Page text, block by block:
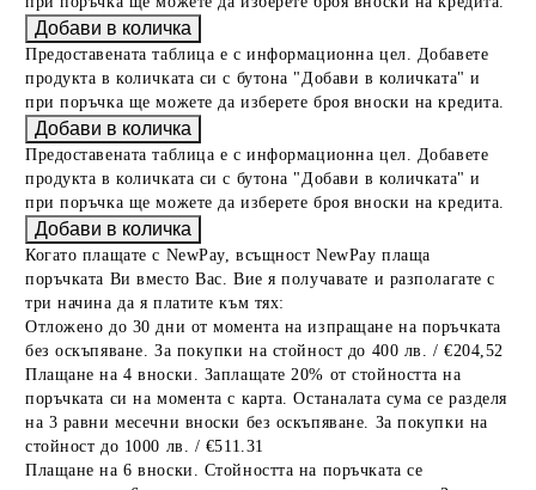
Предоставената таблица е с информационна цел. Добавете
продукта в количката си с бутона "Добави в количката" и
при поръчка ще можете да изберете броя вноски на кредита.
Предоставената таблица е с информационна цел. Добавете
продукта в количката си с бутона "Добави в количката" и
при поръчка ще можете да изберете броя вноски на кредита.
Когато плащате с NewPay, всъщност NewPay плаща
поръчката Ви вместо Вас. Вие я получавате и разполагате с
три начина да я платите към тях:
Отложено до 30 дни от момента на изпращане на поръчката
без оскъпяване. За покупки на стойност до 400 лв. / €204,52
Плащане на 4 вноски. Заплащате 20% от стойността на
поръчката си на момента с карта. Останалата сума се разделя
на 3 равни месечни вноски без оскъпяване. За покупки на
стойност до 1000 лв. / €511.31
Плащане на 6 вноски. Стойността на поръчката се